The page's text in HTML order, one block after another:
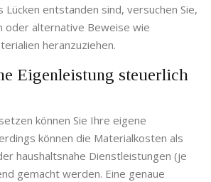
Lücken entstanden sind, versuchen Sie,
oder alternative Beweise wie
heranzuziehen.
Eigenleistung steuerlich
können Sie Ihre eigene
können die Materialkosten als
haushaltsnahe Dienstleistungen (je
gemacht werden. Eine genaue